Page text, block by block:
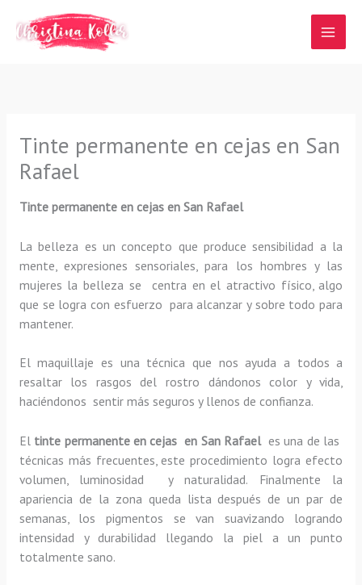
contenido
Tinte permanente en cejas en San
Rafael
Tinte permanente en cejas en San Rafael
La belleza es un concepto que produce sensibilidad a la
mente, expresiones sensoriales, para los hombres y las
mujeres la belleza se centra en el atractivo físico, algo
que se logra con esfuerzo para alcanzar y sobre todo para
mantener.
El maquillaje es una técnica que nos ayuda a todos a
resaltar los rasgos del rostro dándonos color y vida,
haciéndonos sentir más seguros y llenos de confianza.
El tinte permanente en cejas en San Rafael es una de las
técnicas más frecuentes, este procedimiento logra efecto
volumen, luminosidad y naturalidad. Finalmente la
apariencia de la zona queda lista después de un par de
semanas, los pigmentos se van suavizando logrando
intensidad y durabilidad llegando la piel a un punto
totalmente sano.